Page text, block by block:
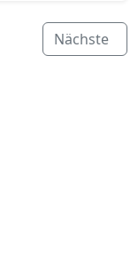
Nächste